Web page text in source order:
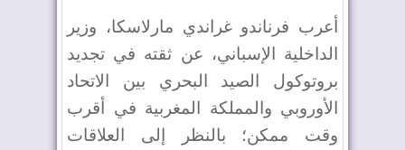
أعرب فرناندو غراندي مارلاسكا، وزير
الداخلية الإسباني، عن ثقته في تجديد
بروتوكول الصيد البحري بين الاتحاد
الأوروبي والمملكة المغربية في أقرب
وقت ممكن؛ بالنظر إلى العلاقات